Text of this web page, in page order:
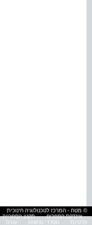
© מטח - המרכז לטכנולוגיה חינוכית
אינדקס הספרים
תקנון הספרייה
פרטיות
הסדרי נגישות עזרה